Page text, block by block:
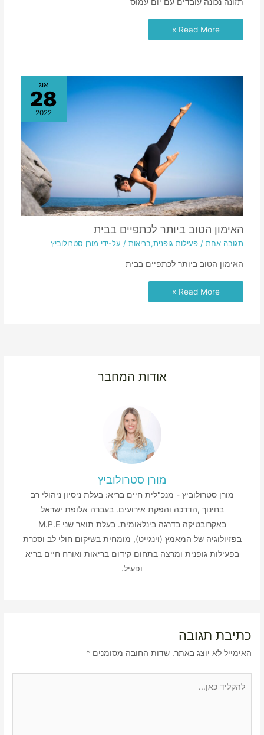
Read More »
אוג
28
2022
האימון הטוב ביותר לכתפיים בבית
תגובה אחת / פעילות גופנית,בריאות/ על-ידי מורן סטרולוביץ
האימון הטוב ביותר לכתפיים בבית
Read More »
אודות המחבר
מורן סטרולוביץ
מורן סטרולוביץ - מנכ"לית חיים בריא: בעלת ניסיון ניהולי רב
בחינוך ,הדרכה והפקת אירועים. בעברה אלופת ישראל
באקרובטיקה בדרגה בינלאומית. בעלת תואר שני M.P.E
בפזיולוגיה של המאמץ (וינגייט), מומחית בשיקום חולי לב וסכרת
בפעילות גופנית ומרצה בתחום קידום בריאות ואורח חיים בריא
ופעיל.
כתיבת תגובה
האימייל לא יוצג באתר. שדות החובה מסומנים *